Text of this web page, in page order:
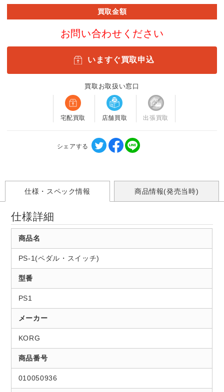
買取金額
お問い合わせください
いますぐ買取申込
買取お取扱い窓口
宅配買取 店舗買取 出張買取
シェアする
仕様・スペック情報 商品情報(発売当時)
仕様詳細
商品名
PS-1(ペダル・スイッチ)
型番
PS1
メーカー
KORG
商品番号
010050936